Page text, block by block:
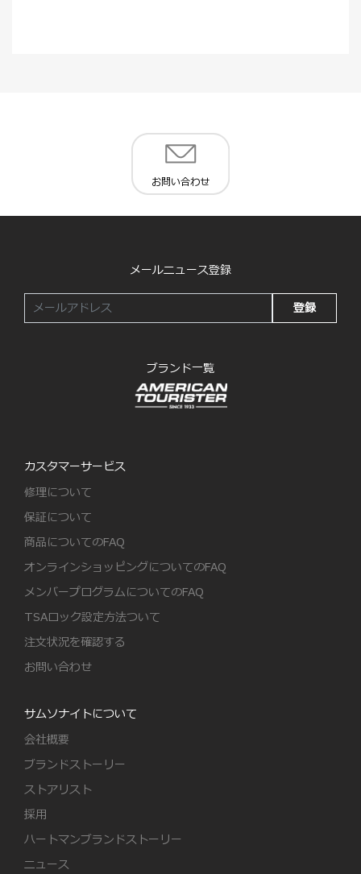
お問い合わせ
メールニュース登録
登録
ブランド一覧
カスタマーサービス
修理について
保証について
商品についてのFAQ
オンラインショッピングについてのFAQ
メンバープログラムについてのFAQ
TSAロック設定方法ついて
注文状況を確認する
お問い合わせ
サムソナイトについて
会社概要
ブランドストーリー
ストアリスト
採用
ハートマンブランドストーリー
ニュース